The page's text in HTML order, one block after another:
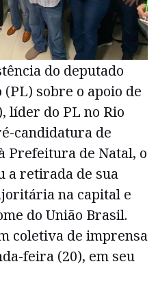
do deputado
sobre o apoio de
líder do PL no Rio
candidatura de
Prefeitura de Natal, o
a retirada de sua
na capital e
do União Brasil.
coletiva de imprensa
feira (20), em seu